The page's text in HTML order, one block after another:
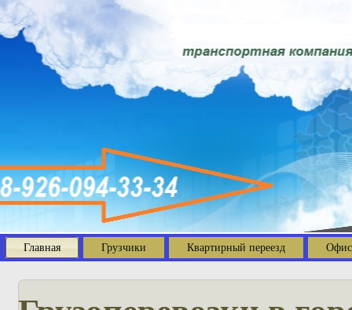
Главная Грузчики Квартирный переезд